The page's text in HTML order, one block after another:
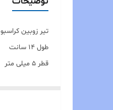
تیر زوبین کراسبو
طول ۱۴ سانت
قطر ۵ میلی متر